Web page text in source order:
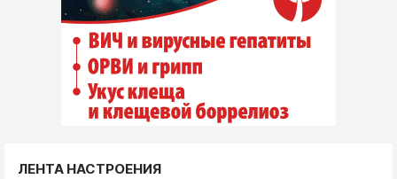
ЛЕНТА НАСТРОЕНИЯ